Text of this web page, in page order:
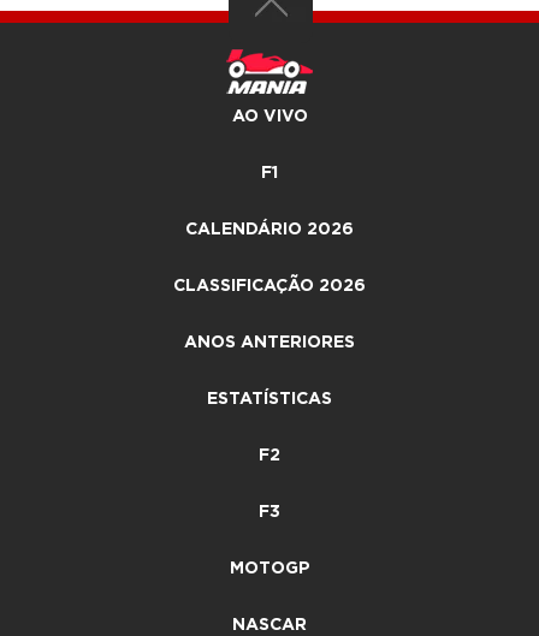
AO VIVO
F1
CALENDÁRIO 2026
CLASSIFICAÇÃO 2026
ANOS ANTERIORES
ESTATÍSTICAS
F2
F3
MOTOGP
NASCAR